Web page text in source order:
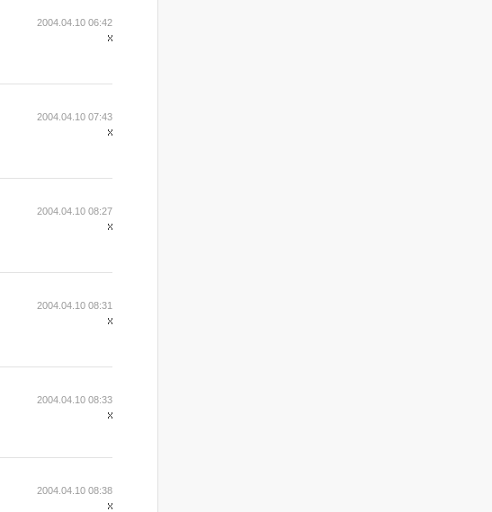
2004.04.10 06:42
2004.04.10 07:43
2004.04.10 08:27
2004.04.10 08:31
2004.04.10 08:33
2004.04.10 08:38